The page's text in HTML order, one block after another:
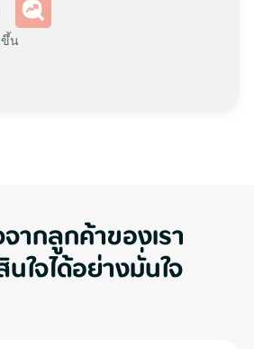
ขึ้น
ากลูกค้าของเรา
ใจได้อย่างมั่นใจ